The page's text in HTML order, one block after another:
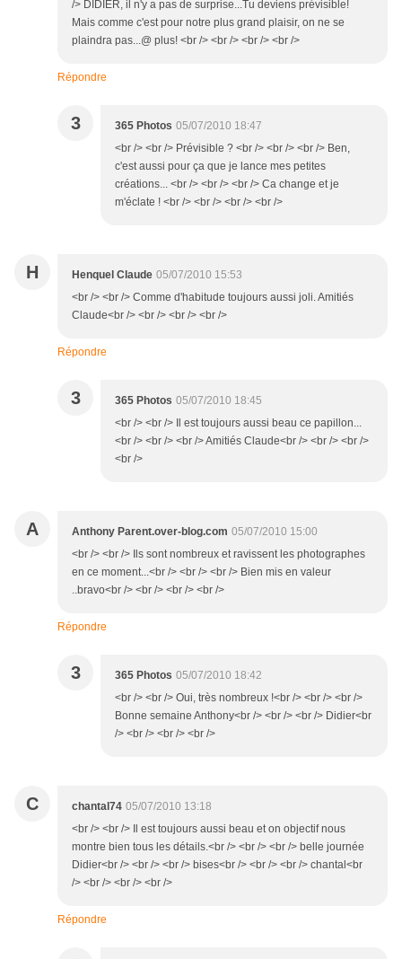
/> DIDIER, il n'y a pas de surprise...Tu deviens prévisible!
Mais comme c'est pour notre plus grand plaisir, on ne se
plaindra pas...@ plus! <br /> <br /> <br /> <br />
Répondre
3 365 Photos 05/07/2010 18:47
<br /> <br /> Prévisible ? <br /> <br /> <br /> Ben,
c'est aussi pour ça que je lance mes petites
créations... <br /> <br /> <br /> Ca change et je
m'éclate ! <br /> <br /> <br /> <br />
H Henquel Claude 05/07/2010 15:53
<br /> <br /> Comme d'habitude toujours aussi joli. Amitiés
Claude<br /> <br /> <br /> <br />
Répondre
3 365 Photos 05/07/2010 18:45
<br /> <br /> Il est toujours aussi beau ce papillon...
<br /> <br /> <br /> Amitiés Claude<br /> <br /> <br />
<br />
A Anthony Parent.over-blog.com 05/07/2010 15:00
<br /> <br /> Ils sont nombreux et ravissent les photographes
en ce moment...<br /> <br /> <br /> Bien mis en valeur
..bravo<br /> <br /> <br /> <br />
Répondre
3 365 Photos 05/07/2010 18:42
<br /> <br /> Oui, très nombreux !<br /> <br /> <br />
Bonne semaine Anthony<br /> <br /> <br /> Didier<br
/> <br /> <br /> <br />
C chantal74 05/07/2010 13:18
<br /> <br /> Il est toujours aussi beau et on objectif nous
montre bien tous les détails.<br /> <br /> <br /> belle journée
Didier<br /> <br /> <br /> bises<br /> <br /> <br /> chantal<br
/> <br /> <br /> <br />
Répondre